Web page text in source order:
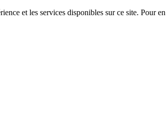
et les services disponibles sur ce site. Pour